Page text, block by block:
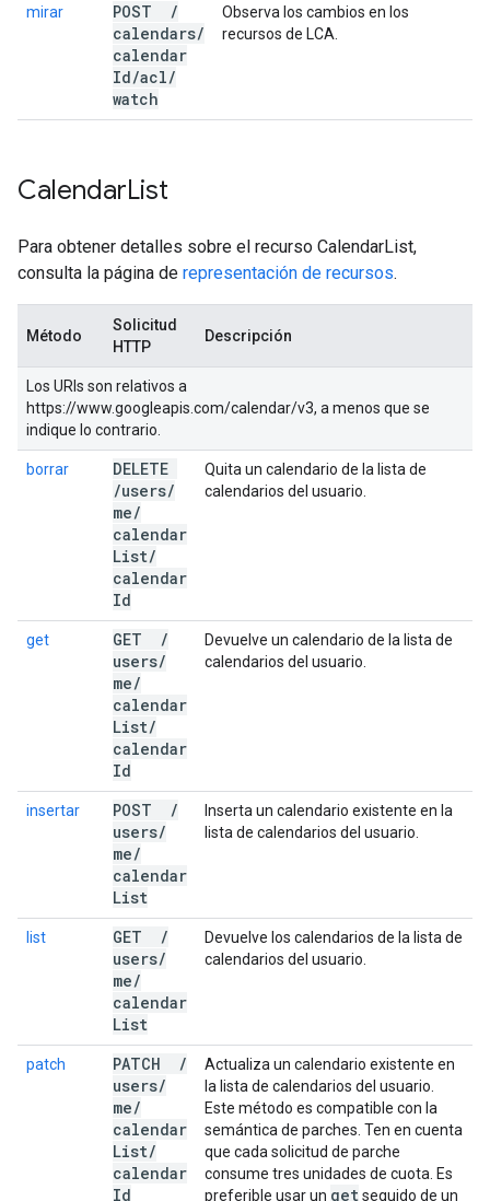
mirar POST
/
calendars/
calendar
Id/acl/
watch
Observa los cambios en los
recursos de LCA.
CalendarList
Para obtener detalles sobre el recurso CalendarList,
consulta la página de representación de recursos.
Método
Solicitud
HTTP
Descripción
Los URIs son relativos a
https://www.googleapis.com/calendar/v3, a menos que se
indique lo contrario.
borrar
DELETE
/users/
me/
calendar
List/
calendar
Id
Quita un calendario de la lista de
calendarios del usuario.
get GET
/
users/
me/
calendar
List/
calendar
Id
Devuelve un calendario de la lista de
calendarios del usuario.
insertar POST
/
users/
me/
calendar
List
Inserta un calendario existente en la
lista de calendarios del usuario.
list GET
/
users/
me/
calendar
List
Devuelve los calendarios de la lista de
calendarios del usuario.
patch PATCH
/
users/
me/
calendar
List/
calendar
Id
Actualiza un calendario existente en
la lista de calendarios del usuario.
Este método es compatible con la
semántica de parches. Ten en cuenta
que cada solicitud de parche
consume tres unidades de cuota. Es
preferible usar un getseguido de un